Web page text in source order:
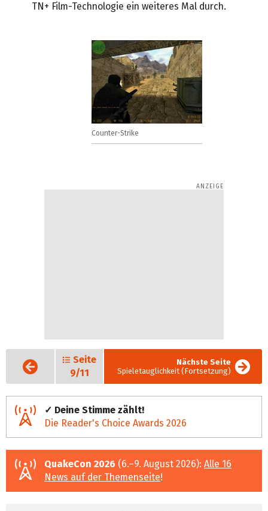
TN+ Film-Technologie ein weiteres Mal durch.
Counter-Strike
Vorige
Seite
Seite
9/11
Nächste Seite
Spieletauglichkeit (Fortsetzung)
✓ Deine Stimme zählt!
Die Reader's Choice Awards 2026
QuakeCon 2026 (6.–9. August 2026): Alle 16
News auf der Themenseite!